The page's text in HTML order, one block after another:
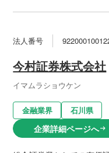
法人番号
今村証券株式会社
イマムラショウケン
金融業界 石川県
企業詳細ページへarrow_right_alt